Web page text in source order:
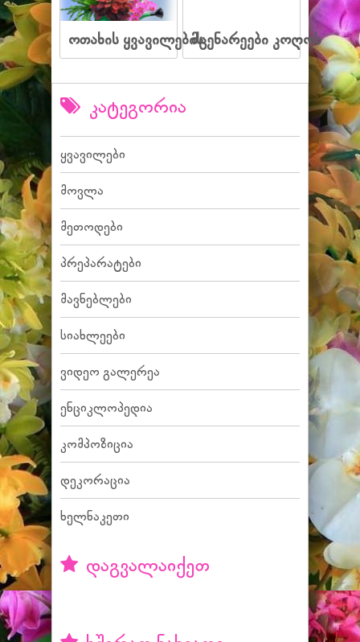
ოთახის ყვავილებისმცენარეები კოღოს
კატეგორია
ყვავილები
მოვლა
მეთოდები
პრეპარატები
მავნებლები
სიახლეები
ვიდეო გალერეა
ენციკლოპედია
კომპოზიცია
დეკორაცია
ხელნაკეთი
დაგვალაიქეთ